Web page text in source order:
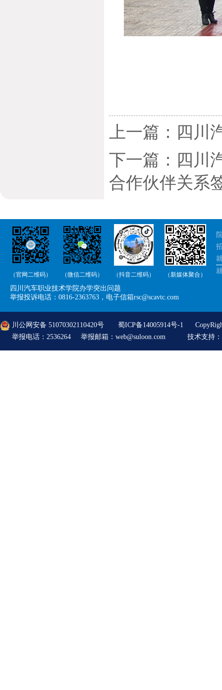
上一篇：四川
下一篇：四川
合作伙伴关系
（官网二维码） （微信二维码） （抖音二维码） （新媒体聚合）
四川汽车职业技术学院办学突出问题
举报投诉电话：0816-2363763，电子信箱rsc@scavtc.com
川公网安备 51070302110420号 蜀ICP备14005914号-1
举报电话：2536264 举报邮箱：web@suloon.com
技术支持